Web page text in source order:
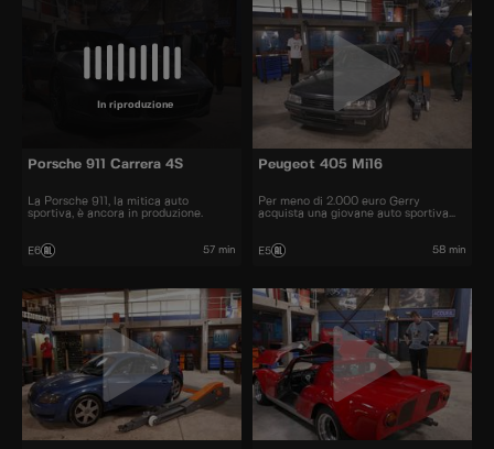
In riproduzione
Porsche 911 Carrera 4S
La Porsche 911, la mitica auto
sportiva, è ancora in produzione.
E6 57 min
Peugeot 405 Mi16
Per meno di 2.000 euro Gerry
acquista una giovane auto sportiva
E5 58 min